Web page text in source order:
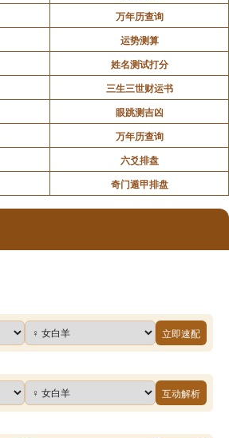
万年历查询
运势测算
姓名测试打分
三生三世财运书
眼跳测吉凶
万年历查询
六爻排盘
奇门遁甲排盘
立即速配
互动解析